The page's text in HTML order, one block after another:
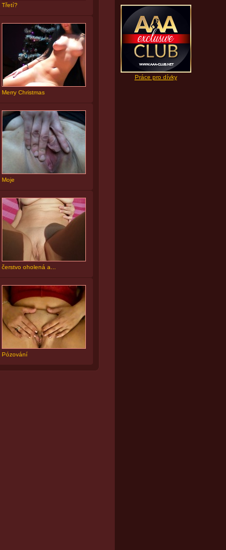
Práce pro dívky
Třetí?
Merry Christmas
Moje
čerstvo oholená a...
Pózování